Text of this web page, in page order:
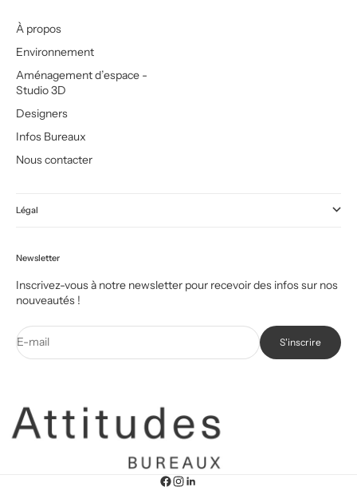
À propos
Environnement
Aménagement d’espace -
Studio 3D
Designers
Infos Bureaux
Nous contacter
Légal
Newsletter
Inscrivez-vous à notre newsletter pour recevoir des infos sur nos
nouveautés !
E-mail S'inscrire